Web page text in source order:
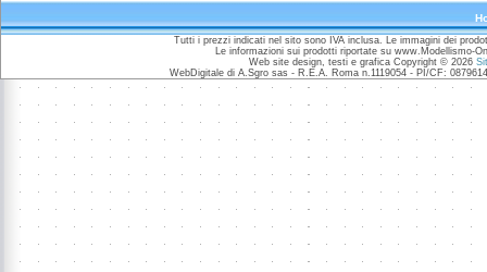
Tutti i prezzi indicati nel sito sono IVA inclusa. Le immagini dei
Le informazioni sui prodotti riportate su www.Modellismo-
Web site design, testi e grafica Copyright © 2026
WebDigitale di A.Sgro sas - R.E.A. Roma n.1119054 - PI/CF: